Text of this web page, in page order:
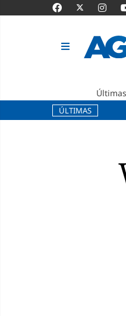
ÚLTIMAS